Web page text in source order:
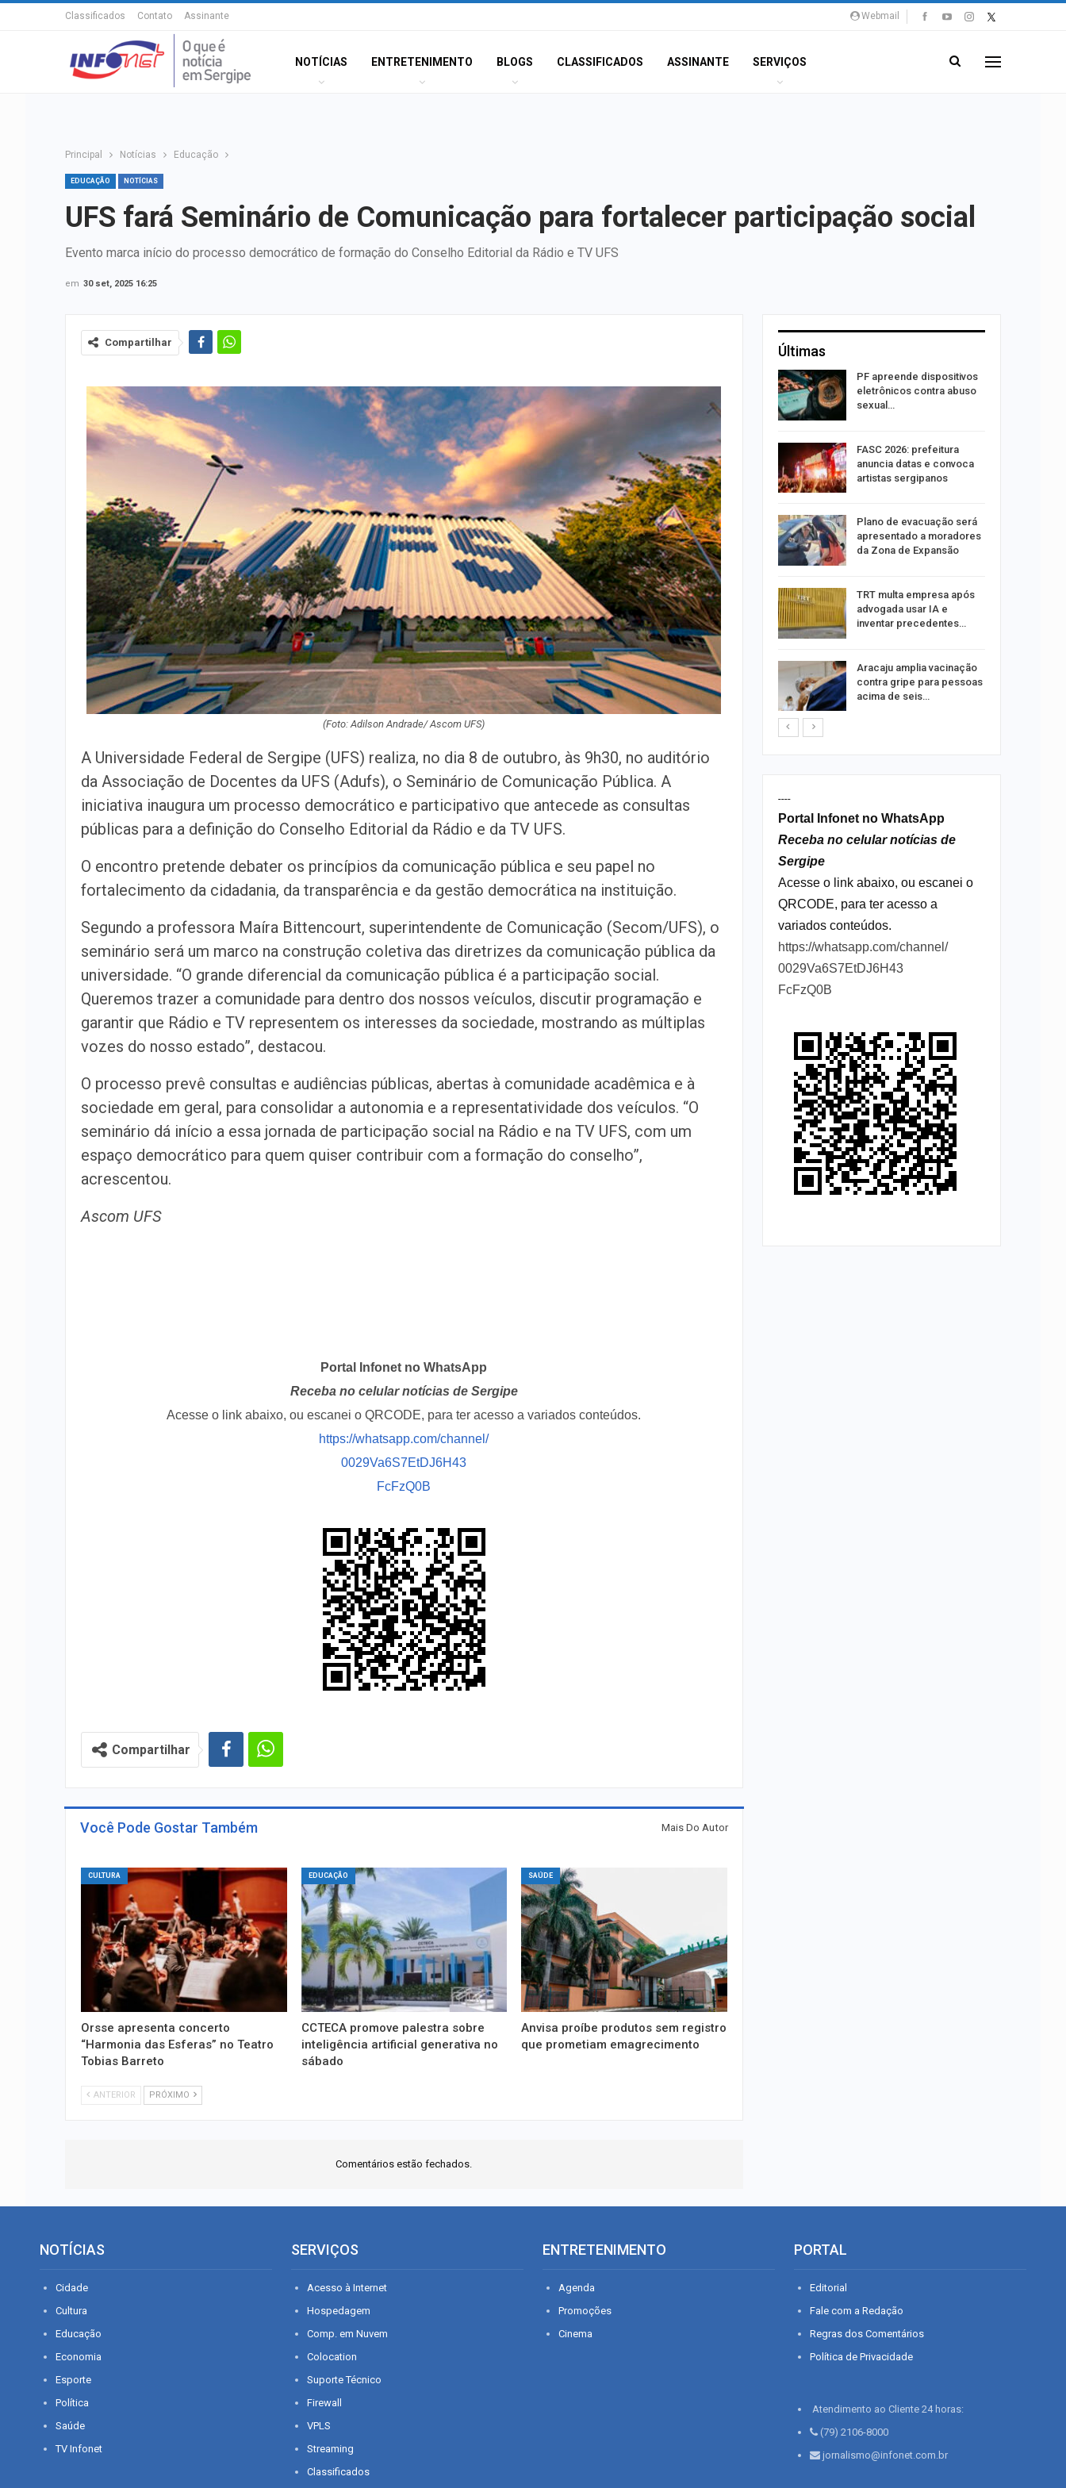
Webmail
Classificados Contato Assinante
NOTÍCIAS ENTRETENIMENTO BLOGS CLASSIFICADOS ASSINANTE SERVIÇOS
Principal Notícias Educação
EDUCAÇÃO NOTÍCIAS
UFS fará Seminário de Comunicação para fortalecer participação social
Evento marca início do processo democrático de formação do Conselho Editorial da Rádio e TV UFS
em 30 set, 2025 16:25
Compartilhar
(Foto: Adilson Andrade/ Ascom UFS)
A Universidade Federal de Sergipe (UFS) realiza, no dia 8 de outubro, às 9h30, no auditório
da Associação de Docentes da UFS (Adufs), o Seminário de Comunicação Pública. A
iniciativa inaugura um processo democrático e participativo que antecede as consultas
públicas para a definição do Conselho Editorial da Rádio e da TV UFS.
O encontro pretende debater os princípios da comunicação pública e seu papel no
fortalecimento da cidadania, da transparência e da gestão democrática na instituição.
Segundo a professora Maíra Bittencourt, superintendente de Comunicação (Secom/UFS), o
seminário será um marco na construção coletiva das diretrizes da comunicação pública da
universidade. “O grande diferencial da comunicação pública é a participação social.
Queremos trazer a comunidade para dentro dos nossos veículos, discutir programação e
garantir que Rádio e TV representem os interesses da sociedade, mostrando as múltiplas
vozes do nosso estado”, destacou.
O processo prevê consultas e audiências públicas, abertas à comunidade acadêmica e à
sociedade em geral, para consolidar a autonomia e a representatividade dos veículos. “O
seminário dá início a essa jornada de participação social na Rádio e na TV UFS, com um
espaço democrático para quem quiser contribuir com a formação do conselho”,
acrescentou.
Ascom UFS
Portal Infonet no WhatsApp
Receba no celular notícias de Sergipe
Acesse o link abaixo, ou escanei o QRCODE, para ter acesso a variados conteúdos.
https://whatsapp.com/channel/
0029Va6S7EtDJ6H43
FcFzQ0B
Compartilhar
Você Pode Gostar Também Mais Do Autor
CULTURA
Orsse apresenta concerto
“Harmonia das Esferas” no Teatro
Tobias Barreto
EDUCAÇÃO
CCTECA promove palestra sobre
inteligência artificial generativa no
sábado
SAÚDE
Anvisa proíbe produtos sem registro
que prometiam emagrecimento
ANTERIOR PRÓXIMO
Comentários estão fechados.
Últimas
acidente que matou casal
Câmara de Itabaianinha
abre concurso com
salários de até R$ 3 mil
Filarmônica de Itabaiana
realiza concerto em
homenagem ao Dia dos…
Maurício Manieri traz a
Aracaju a turnê
Inesquecível
Dia dos Pais: cerca de 104
milhões de pessoas
pretendem comprar…
PF apreende dispositivos
eletrônicos contra abuso
sexual…
FASC 2026: prefeitura
anuncia datas e convoca
artistas sergipanos
Plano de evacuação será
apresentado a moradores
da Zona de Expansão
TRT multa empresa após
advogada usar IA e
inventar precedentes…
Aracaju amplia vacinação
contra gripe para pessoas
acima de seis…
----
Portal Infonet no WhatsApp
Receba no celular notícias de
Sergipe
Acesse o link abaixo, ou escanei o
QRCODE, para ter acesso a
variados conteúdos.
https://whatsapp.com/channel/
0029Va6S7EtDJ6H43
FcFzQ0B
NOTÍCIAS
Cidade
Cultura
Educação
Economia
Esporte
Política
Saúde
TV Infonet
SERVIÇOS
Acesso à Internet
Hospedagem
Comp. em Nuvem
Colocation
Suporte Técnico
Firewall
VPLS
Streaming
Classificados
ENTRETENIMENTO
Agenda
Promoções
Cinema
PORTAL
Editorial
Fale com a Redação
Regras dos Comentários
Política de Privacidade
Atendimento ao Cliente 24 horas:
(79) 2106-8000
jornalismo@infonet.com.br